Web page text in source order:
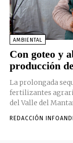
AMBIENTAL
Con goteo y
producción
La prolongada
fertilizantes
del Valle del
REDACCIÓN